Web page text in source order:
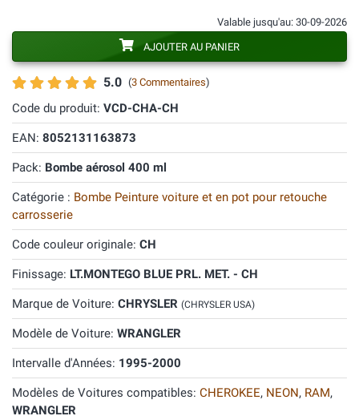
5.0 (3 Commentaires)
Code du produit: VCD-CHA-CH
EAN: 8052131163873
Pack: Bombe aérosol 400 ml
Catégorie : Bombe Peinture voiture et en pot pour retouche
carrosserie
Code couleur originale: CH
Finissage: LT.MONTEGO BLUE PRL. MET. - CH
Marque de Voiture: CHRYSLER (CHRYSLER USA)
Modèle de Voiture: WRANGLER
Intervalle d'Années: 1995-2000
Modèles de Voitures compatibles: CHEROKEE, NEON, RAM,
WRANGLER
Valable jusqu'au: 30-09-2026
AJOUTER AU PANIER